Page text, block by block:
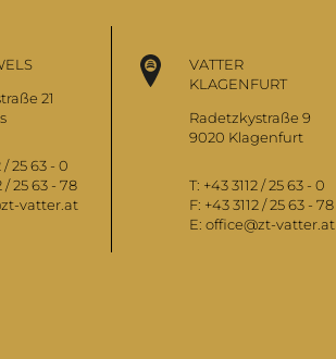
21
/ 25 63 - 0
/ 25 63 - 78
vatter.at
VATTER
KLAGENFURT
Radetzkystraße 9
9020 Klagenfurt
T: +43 3112 / 25 63 - 0
F: +43 3112 / 25 63 - 78
E: office@zt-vatter.at